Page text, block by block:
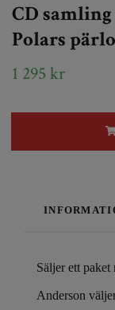
CD
Polars
1 295 kr
Säljer ett
Anderson